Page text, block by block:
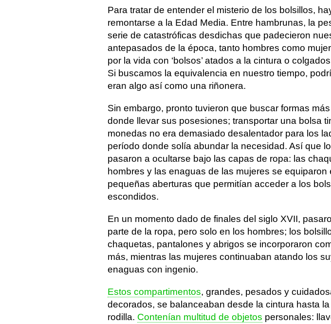
Para tratar de entender el misterio de los bolsillos,
remontarse a la Edad Media. Entre hambrunas, la
serie de catastróficas desdichas que padecieron
antepasados de la época, tanto hombres como
por la vida con ‘bolsos’ atados a la cintura o
Si buscamos la equivalencia en nuestro tiempo,
eran algo así como una riñonera.
Sin embargo, pronto tuvieron que buscar formas
donde llevar sus posesiones; transportar una bolsa
monedas no era demasiado desalentador para los
período donde solía abundar la necesidad. Así que
pasaron a ocultarse bajo las capas de ropa: las
hombres y las enaguas de las mujeres se equiparon
pequeñas aberturas que permitían acceder a los
escondidos.
En un momento dado de finales del siglo XVII,
parte de la ropa, pero solo en los hombres; los
chaquetas, pantalones y abrigos se incorporaron
más, mientras las mujeres continuaban atando los
enaguas con ingenio.
Estos compartimentos, grandes, pesados y
decorados, se balanceaban desde la cintura hasta
rodilla. Contenían multitud de objetos personales: